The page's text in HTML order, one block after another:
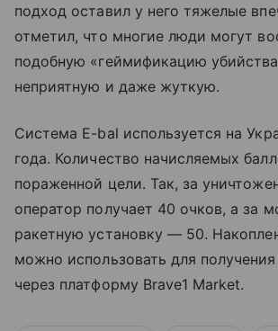
подход оставил у него тяжелые
отметил, что многие люди могут
подобную «геймификацию
неприятную и даже жуткую.
Система E-bal используется на
года. Количество начисляемых
пораженной цели. Так, за
оператор получает 40 очков, а за
ракетную установку — 50.
можно использовать для
через платформу Brave1 Market.